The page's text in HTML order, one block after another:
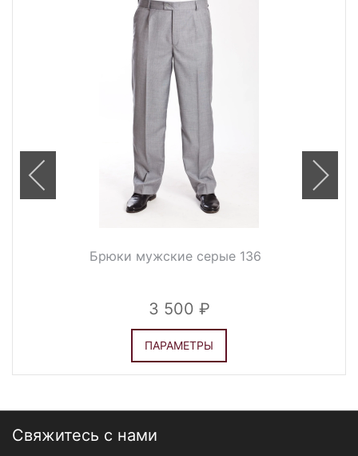
Брюки мужские серые 136
3 500
ПАРАМЕТРЫ
Свяжитесь с нами